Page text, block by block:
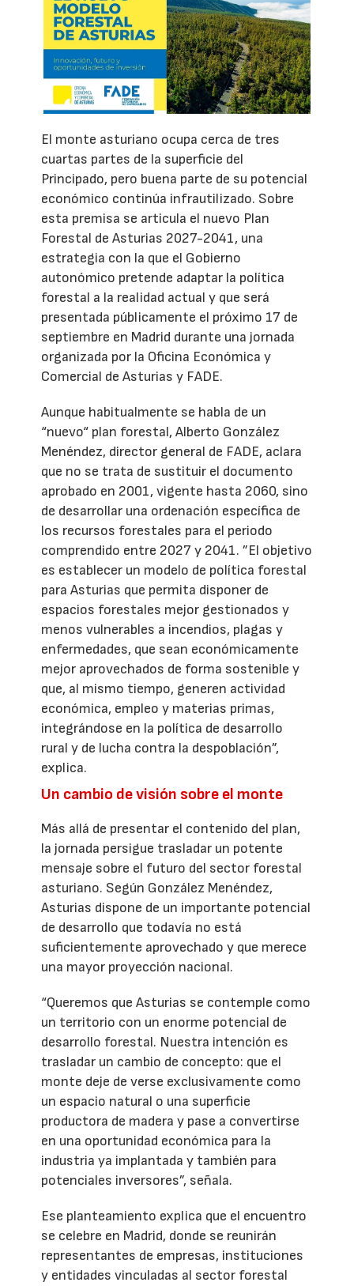
El monte asturiano ocupa cerca de tres
cuartas partes de la superficie del
Principado, pero buena parte de su potencial
económico continúa infrautilizado. Sobre
esta premisa se articula el nuevo Plan
Forestal de Asturias 2027-2041, una
estrategia con la que el Gobierno
autonómico pretende adaptar la política
forestal a la realidad actual y que será
presentada públicamente el próximo 17 de
septiembre en Madrid durante una jornada
organizada por la Oficina Económica y
Comercial de Asturias y FADE.
Aunque habitualmente se habla de un
“nuevo“ plan forestal, Alberto González
Menéndez, director general de FADE, aclara
que no se trata de sustituir el documento
aprobado en 2001, vigente hasta 2060, sino
de desarrollar una ordenación específica de
los recursos forestales para el periodo
comprendido entre 2027 y 2041. ”El objetivo
es establecer un modelo de política forestal
para Asturias que permita disponer de
espacios forestales mejor gestionados y
menos vulnerables a incendios, plagas y
enfermedades, que sean económicamente
mejor aprovechados de forma sostenible y
que, al mismo tiempo, generen actividad
económica, empleo y materias primas,
integrándose en la política de desarrollo
rural y de lucha contra la despoblación”,
explica.
Un cambio de visión sobre el monte
Más allá de presentar el contenido del plan,
la jornada persigue trasladar un potente
mensaje sobre el futuro del sector forestal
asturiano. Según González Menéndez,
Asturias dispone de un importante potencial
de desarrollo que todavía no está
suficientemente aprovechado y que merece
una mayor proyección nacional.
“Queremos que Asturias se contemple como
un territorio con un enorme potencial de
desarrollo forestal. Nuestra intención es
trasladar un cambio de concepto: que el
monte deje de verse exclusivamente como
un espacio natural o una superficie
productora de madera y pase a convertirse
en una oportunidad económica para la
industria ya implantada y también para
potenciales inversores”, señala.
Ese planteamiento explica que el encuentro
se celebre en Madrid, donde se reunirán
representantes de empresas, instituciones
y entidades vinculadas al sector forestal